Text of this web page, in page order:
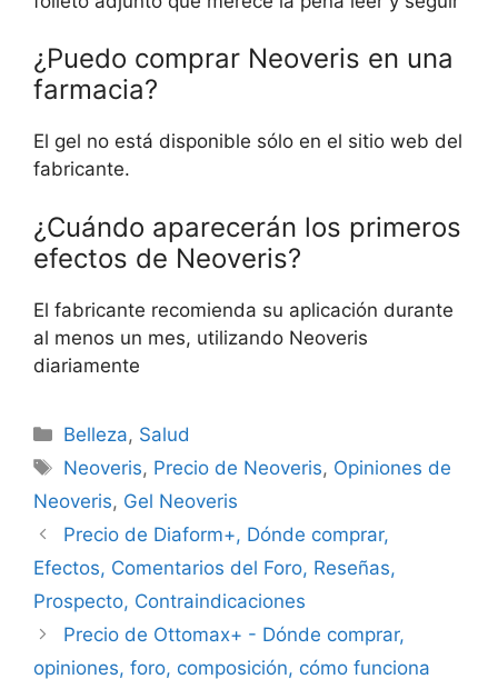
¿Puedo comprar Neoveris en una
farmacia?
El gel no está disponible sólo en el sitio web del
fabricante.
¿Cuándo aparecerán los primeros
efectos de Neoveris?
El fabricante recomienda su aplicación durante
al menos un mes, utilizando Neoveris
diariamente
Categorías
Belleza, Salud
Etiquetas
Neoveris, Precio de Neoveris, Opiniones de
Neoveris, Gel Neoveris
Precio de Diaform+, Dónde comprar,
Efectos, Comentarios del Foro, Reseñas,
Prospecto, Contraindicaciones
Precio de Ottomax+ - Dónde comprar,
opiniones, foro, composición, cómo funciona